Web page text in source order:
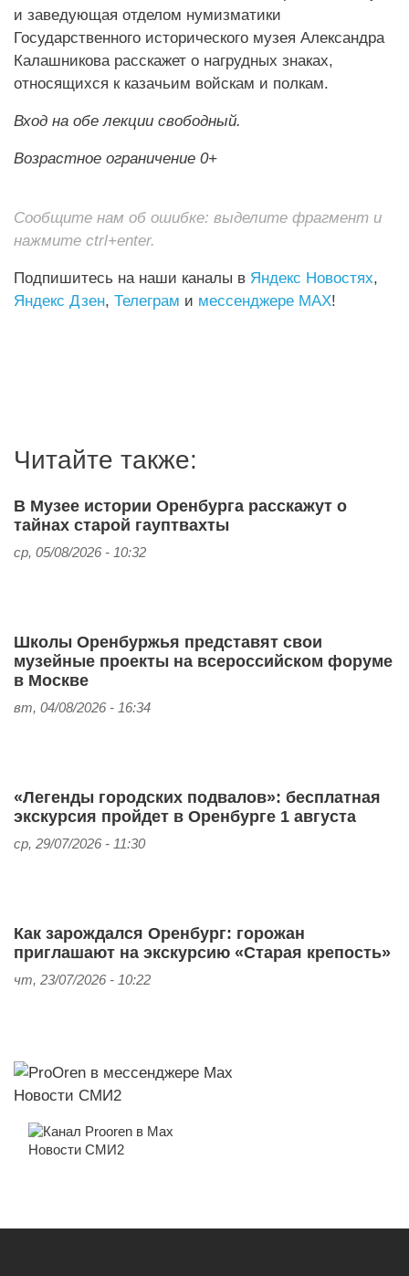
и заведующая отделом нумизматики
Государственного исторического музея Александра
Калашникова расскажет о нагрудных знаках,
относящихся к казачьим войскам и полкам.
Вход на обе лекции свободный.
Возрастное ограничение 0+
Сообщите нам об ошибке: выделите фрагмент и
нажмите ctrl+enter.
Подпишитесь на наши каналы в Яндекс Новостях,
Яндекс Дзен, Телеграм и мессенджере MAX!
Читайте также:
В Музее истории Оренбурга расскажут о
тайнах старой гауптвахты
ср, 05/08/2026 - 10:32
Школы Оренбуржья представят свои
музейные проекты на всероссийском форуме
в Москве
вт, 04/08/2026 - 16:34
«Легенды городских подвалов»: бесплатная
экскурсия пройдет в Оренбурге 1 августа
ср, 29/07/2026 - 11:30
Как зарождался Оренбург: горожан
приглашают на экскурсию «Старая крепость»
чт, 23/07/2026 - 10:22
Новости СМИ2
Новости СМИ2